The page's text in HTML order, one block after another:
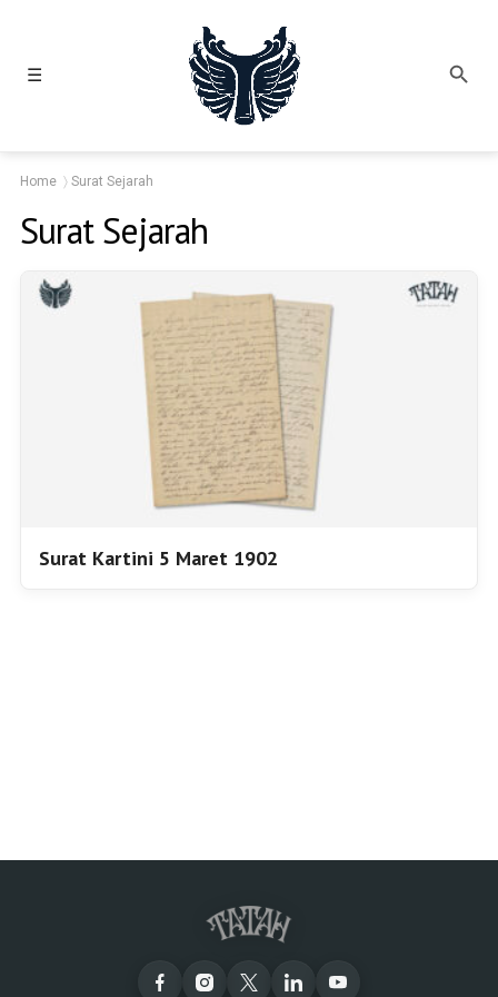
☰
Home Surat Sejarah
Surat Sejarah
Surat Kartini 5 Maret 1902